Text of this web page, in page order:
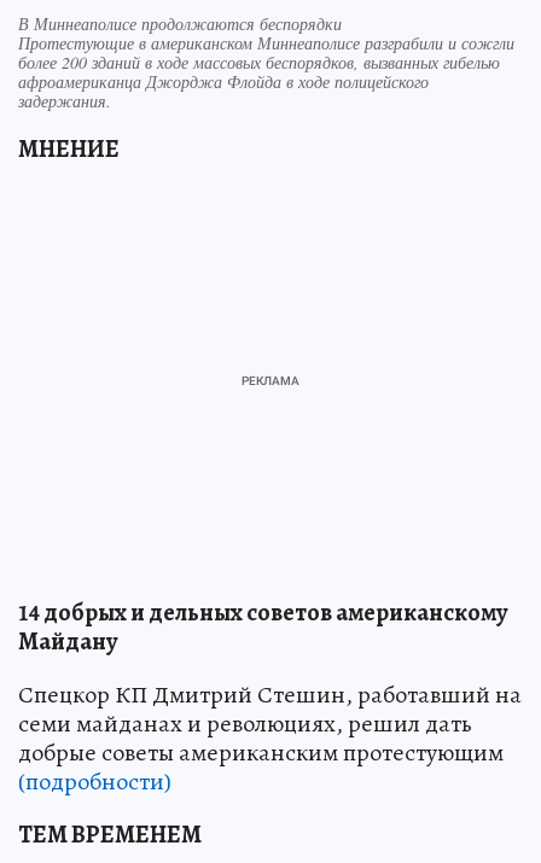
В Миннеаполисе продолжаются беспорядки
Протестующие в американском Миннеаполисе разграбили и сожгли
более 200 зданий в ходе массовых беспорядков, вызванных гибелью
афроамериканца Джорджа Флойда в ходе полицейского
задержания.
МНЕНИЕ
14 добрых и дельных советов американскому
Майдану
Спецкор КП Дмитрий Стешин, работавший на
семи майданах и революциях, решил дать
добрые советы американским протестующим
(подробности)
ТЕМ ВРЕМЕНЕМ